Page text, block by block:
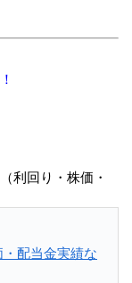
利回り・株価・
配当金実績な